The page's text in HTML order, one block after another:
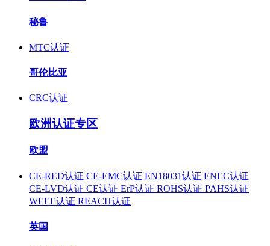
秘鲁
MTC认证
哥伦比亚
CRC认证
欧洲认证专区
欧盟
CE-RED认证 CE-EMC认证 EN18031认证 ENEC认证
CE-LVD认证 CE认证 ErP认证 ROHS认证 PAHS认证
WEEE认证 REACH认证
英国